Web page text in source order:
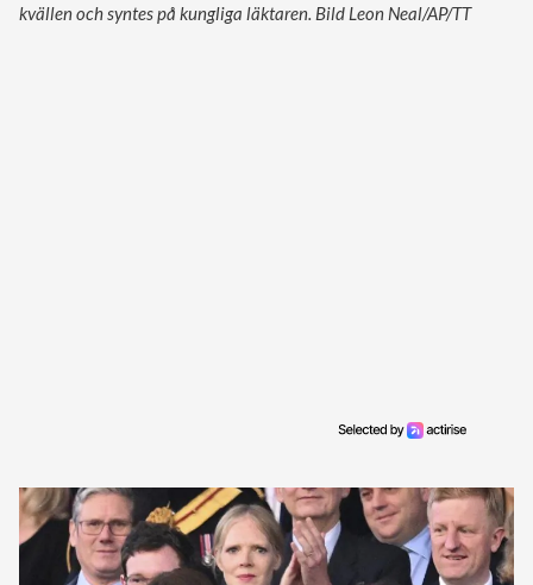
kvällen och syntes på kungliga läktaren. Bild Leon Neal/AP/TT